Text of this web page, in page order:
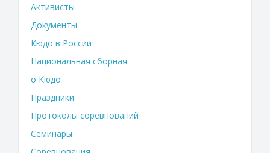
Активисты
Документы
Кюдо в России
Национальная сборная
о Кюдо
Праздники
Протоколы соревнований
Семинары